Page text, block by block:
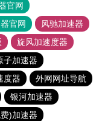
官网
官网
风驰加速器
旋风加速度器
子加速器
度器
外网网址导航
银河加速器
)加速器